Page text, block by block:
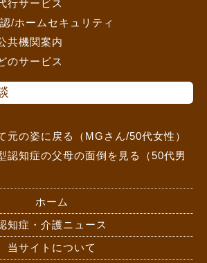
行サービス
/ホームセキュリティ
共機関案内
のサービス
元の姿に戻る（MGさん/50代女性）
認知症の父母の面倒を見る（50代男
ホーム
知症・介護ニュース
当サイトについて